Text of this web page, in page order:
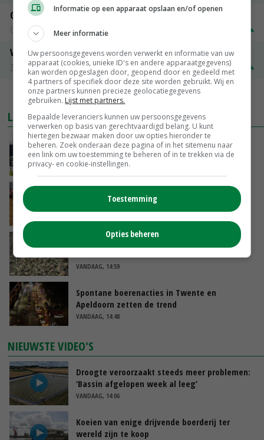
Gerst
Groningen
Volle melkpoeder
Zuivel NL
€ 345,00 € 20,00
MEER MARKTPRIJZEN
LAATSTE NIEUWS
Gemiddelde Europese melkprijs daalt licht in
juni
VANDAAG, 17:04
varkensvleesketen
Emmeloord noteert eerste zaaiuien op
VANDAAG, 14:59
Spontane boerenacties in Twente en
Apeldoorn zetten de trend
VANDAAG, 14:48
NIEUWSTE VIDEO'S
Droogte veroorzaakt steeds meer problemen:
‘Bassin afgelopen week al leeg’
VANDAAG, 14:06
Koeien van enige drijvende boerderij ter
wereld zijn te koop
Informatie op een apparaat opslaan en/of openen
Meer informatie
Uw persoonsgegevens worden verwerkt en informatie van uw
apparaat (cookies, unieke ID's en andere apparaatgegevens)
kan worden opgeslagen door, geopend door en gedeeld met
4 partners of specifiek door deze site worden gebruikt. Wij en
onze partners kunnen precieze geolocatiegegevens
gebruiken. Lijst met partners.
Bepaalde leveranciers kunnen uw persoonsgegevens
verwerken op basis van gerechtvaardigd belang. U kunt
hiertegen bezwaar maken door uw opties hieronder te
beheren. Zoek onderaan deze pagina of in het sitemenu naar
een link om uw toestemming te beheren of in te trekken via de
privacy- en cookie-instellingen.
Toestemming
Opties beheren